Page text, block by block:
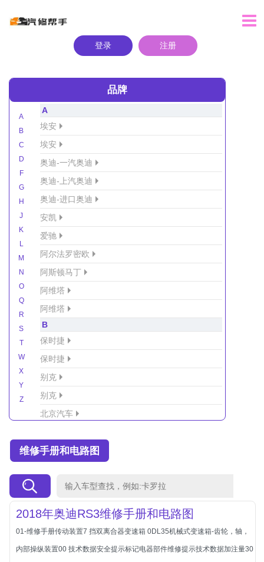
登录 注册
品牌
A
B
C
D
F
G
H
J
K
L
M
N
O
Q
R
S
T
W
X
Y
Z
A
埃安
埃安
奥迪-一汽奥迪
奥迪-上汽奥迪
奥迪-进口奥迪
安凯
爱驰
阿尔法罗密欧
阿斯顿马丁
阿维塔
阿维塔
B
保时捷
保时捷
别克
别克
北京汽车
北京越野车
北汽制造
维修手册和电路图
2018年奥迪RS3维修手册和电路图
01-维修手册传动装置7 挡双离合器变速箱 0DL35机械式变速箱-齿轮，轴，
内部操纵装置00 技术数据安全提示标记电器部件维修提示技术数据加注量30